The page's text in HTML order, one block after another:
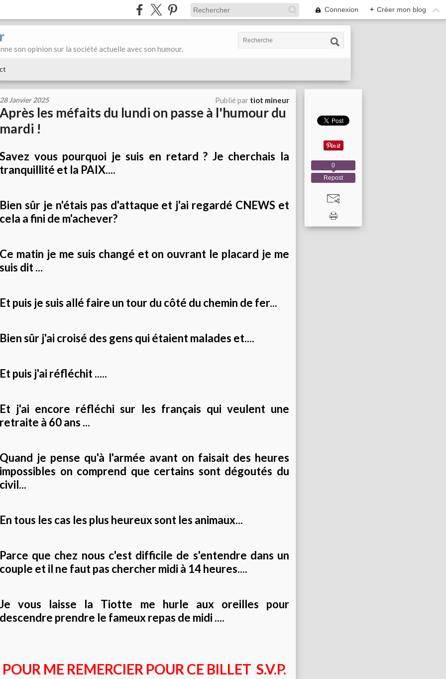
Connexion + Créer mon blog
son opinion sur la société actuelle avec son humour.
28 Janvier 2025 Publié par tiot mineur
Après les méfaits du lundi on passe à l'humour du
mardi !
Savez vous pourquoi je suis en retard ? Je cherchais la
tranquillité et la PAIX....
Bien sûr je n'étais pas d'attaque et j'ai regardé CNEWS et
cela a fini de m'achever?
Ce matin je me suis changé et on ouvrant le placard je me
suis dit ...
Et puis je suis allé faire un tour du côté du chemin de fer...
Bien sûr j'ai croisé des gens qui étaient malades et....
Et puis j'ai réfléchit .....
Et j'ai encore réfléchi sur les français qui veulent une
retraite à 60 ans ...
Quand je pense qu'à l'armée avant on faisait des heures
impossibles on comprend que certains sont dégoutés du
civil...
En tous les cas les plus heureux sont les animaux...
Parce que chez nous c'est difficile de s'entendre dans un
couple et il ne faut pas chercher midi à 14 heures....
Je vous laisse la Tiotte me hurle aux oreilles pour
descendre prendre le fameux repas de midi ....
POUR ME REMERCIER POUR CE BILLET S.V.P.
Repost
0